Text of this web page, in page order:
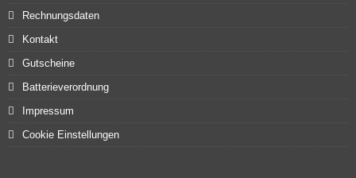
Rechnungsdaten
Kontakt
Gutscheine
Batterieverordnung
Impressum
Cookie Einstellungen